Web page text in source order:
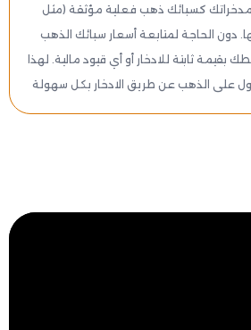
مدخراتك كسبائك ذهب فعلية مؤثقة (مثل
دون الحاجة لمتابعة أسعار سبائك الذهب
بقيمة ثابتة للادخار أو أي قيود مالية. لهذا